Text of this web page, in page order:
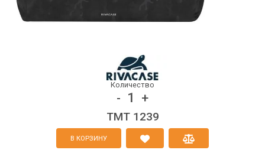
Количество
- 1 +
TMT 1239
В КОРЗИНУ